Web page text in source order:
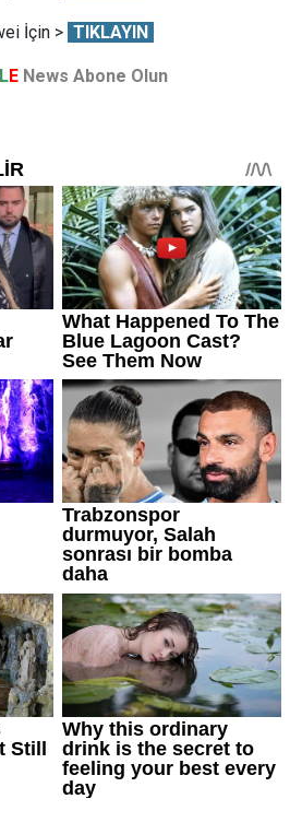
İçin > TIKLAYIN
E News Abone Olun